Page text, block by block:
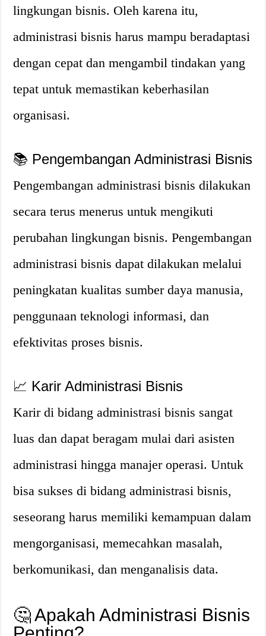
lingkungan bisnis. Oleh karena itu,
administrasi bisnis harus mampu beradaptasi
dengan cepat dan mengambil tindakan yang
tepat untuk memastikan keberhasilan
organisasi.
📚 Pengembangan Administrasi Bisnis
Pengembangan administrasi bisnis dilakukan
secara terus menerus untuk mengikuti
perubahan lingkungan bisnis. Pengembangan
administrasi bisnis dapat dilakukan melalui
peningkatan kualitas sumber daya manusia,
penggunaan teknologi informasi, dan
efektivitas proses bisnis.
📈 Karir Administrasi Bisnis
Karir di bidang administrasi bisnis sangat
luas dan dapat beragam mulai dari asisten
administrasi hingga manajer operasi. Untuk
bisa sukses di bidang administrasi bisnis,
seseorang harus memiliki kemampuan dalam
mengorganisasi, memecahkan masalah,
berkomunikasi, dan menganalisis data.
🤔 Apakah Administrasi Bisnis